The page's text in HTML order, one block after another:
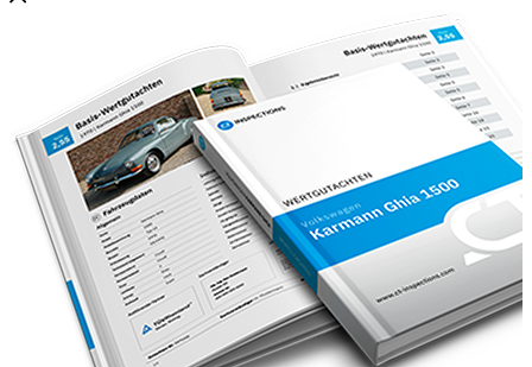
Seit dem hatte er bis heute 3 Besitzer, der letzte Besitzer hatte den
Opel GT von 07/2010 bis zu seinem Tod 2026.
Es wurden an diesem Fahrzeuge zahlreiche zu der Zeit sehr
beliebte Modifikationen angebracht,
die ALLE in den Fahrzeugpapieren eingetragen sind !!!!
-2x Solex 40ADDHE Vergaser m. Irmscher Luftfilter
-Heckspoiler TYP KHG Design 380
-ATS-LM-Rad 7Jx13H2 Typ 7135 auf Vorderachse mit Reifen
215/60 R13
-ATS-LM-Rad 8Jx13H2 Typ 8031 auf Hinterachse mit Reifen
205/60 R13
-Gasdruck Stoßdämpfer VA / HA Koni
-Radabdeckungsverbreiterungen u. seitl. Schmutzleisten
LEXMAUL Typ Opel GT
-Sonderlenkrad RAID Durchmesser 340 mm